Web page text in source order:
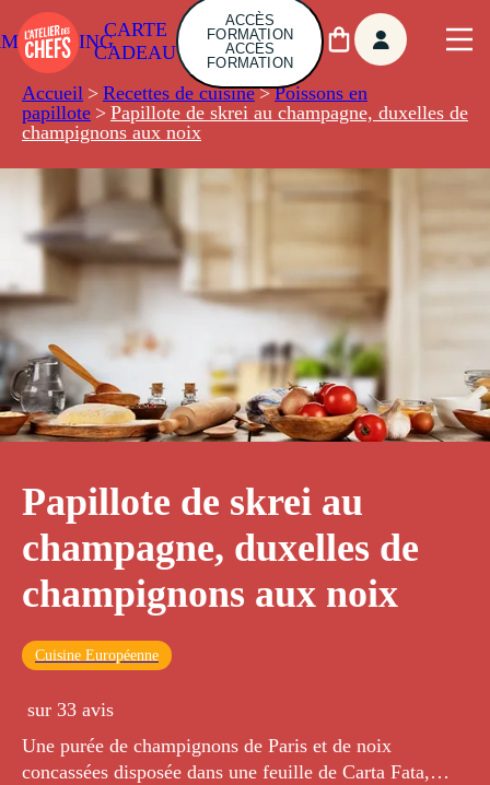
CARTE
CADEAU
ACCÈS
FORMATION
ACCÈS
FORMATION
Accueil > Recettes de cuisine > Poissons en
papillote > Papillote de skrei au champagne, duxelles de
champignons aux noix
Papillote de skrei au
champagne, duxelles de
champignons aux noix
Cuisine Européenne
sur 33 avis
Une purée de champignons de Paris et de noix
concassées disposée dans une feuille de Carta Fata,